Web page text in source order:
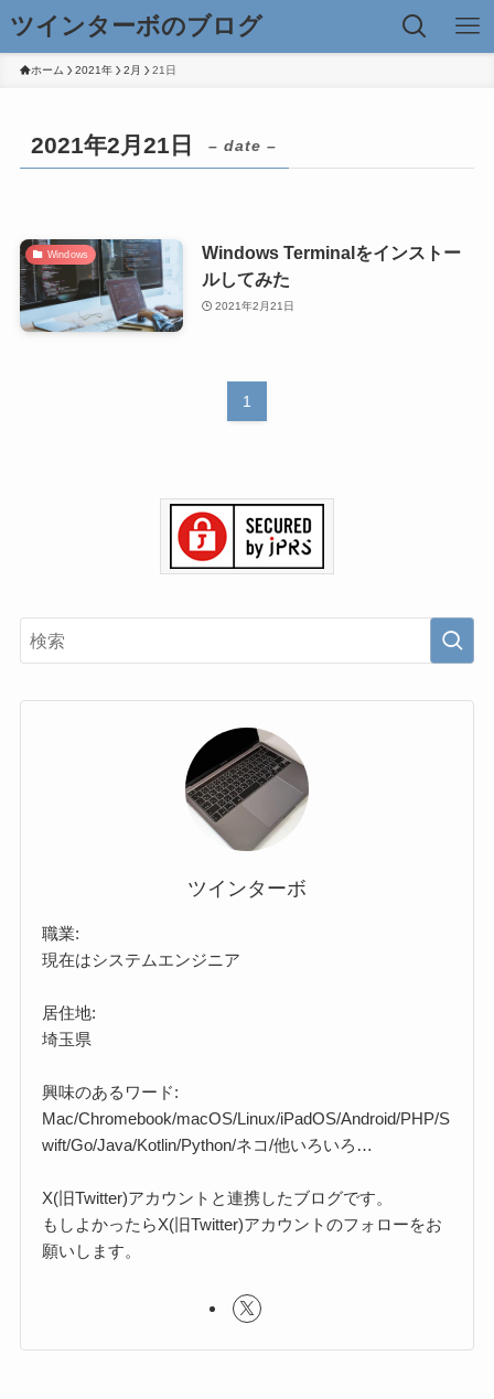
ツインターボのブログ
ホーム 2021年 2月 21日
2021年2月21日 – date –
Windows
Windows Terminalをインストー
ルしてみた
2021年2月21日
1
ツインターボ
職業:
現在はシステムエンジニア
居住地:
埼玉県
興味のあるワード:
Mac/Chromebook/macOS/Linux/iPadOS/Android/PHP/S
wift/Go/Java/Kotlin/Python/ネコ/他いろいろ…
X(旧Twitter)アカウントと連携したブログです。
もしよかったらX(旧Twitter)アカウントのフォローをお
願いします。